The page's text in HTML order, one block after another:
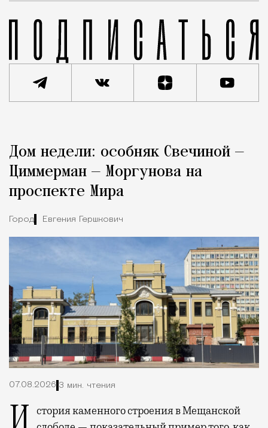
Город
Дом недели: особняк Свечиной —
Циммерман — Моргунова на
проспекте Мира
Город Евгения Гершкович
07.08.2026 3 мин. чтения